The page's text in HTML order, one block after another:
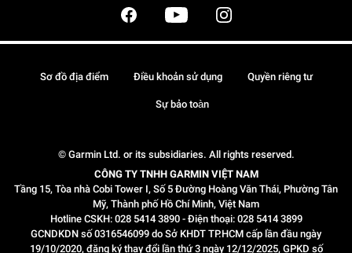
© Garmin Ltd. or its subsidiaries. All rights reserved.
CÔNG TY TNHH GARMIN VIỆT NAM
Tầng 15, Tòa nhà Cobi Tower I, Số 5 Đường Hoàng Văn Thái, Phường Tân
Mỹ, Thành phố Hồ Chí Minh, Việt Nam
Hotline CSKH: 028 5414 3890 - Điện thoại: 028 5414 3899
GCNDKDN số 0316546099 do Sở KHDT TP.HCM cấp lần đầu ngày
19/10/2020, đăng ký thay đổi lần thứ 3 ngày 12/12/2025, GPKD số
Sơ đồ địa điểm Điều khoản sử dụng Quyền riêng tư
Sự bảo toàn